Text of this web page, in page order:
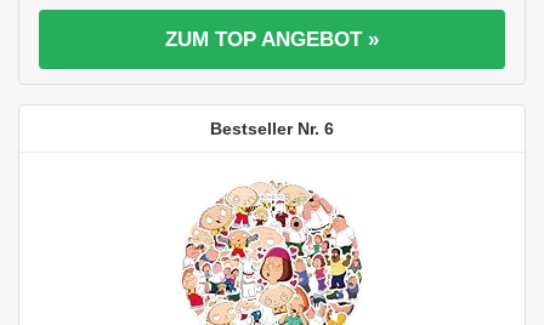
ZUM TOP ANGEBOT »
6